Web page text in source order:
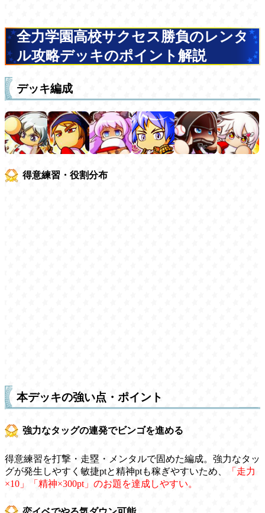
全力学園高校サクセス勝負のレンタ
ル攻略デッキのポイント解説
デッキ編成
得意練習・役割分布
本デッキの強い点・ポイント
強力なタッグの連発でビンゴを進める
得意練習を打撃・走塁・メンタルで固めた編成。強力なタッ
グが発生しやすく敏捷ptと精神ptも稼ぎやすいため、
「走力
×10」「精神×300pt」のお題を達成しやすい。